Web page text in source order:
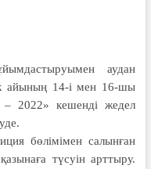
аудан
айының 14-і мен 16-шы
2022» кешенді жедел
бөлімімен салынған
түсуін арттыру.